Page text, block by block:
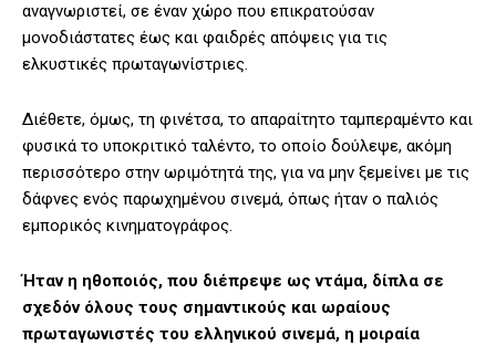
αναγνωριστεί, σε έναν χώρο που επικρατούσαν
μονοδιάστατες έως και φαιδρές απόψεις για τις
ελκυστικές πρωταγωνίστριες.
Διέθετε, όμως, τη φινέτσα, το απαραίτητο ταμπεραμέντο και
φυσικά το υποκριτικό ταλέντο, το οποίο δούλεψε, ακόμη
περισσότερο στην ωριμότητά της, για να μην ξεμείνει με τις
δάφνες ενός παρωχημένου σινεμά, όπως ήταν ο παλιός
εμπορικός κινηματογράφος.
Ήταν η ηθοποιός, που διέπρεψε ως ντάμα, δίπλα σε
σχεδόν όλους τους σημαντικούς και ωραίους
πρωταγωνιστές του ελληνικού σινεμά, η μοιραία